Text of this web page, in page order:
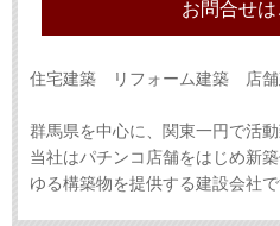
お問合せ
住宅建築 リフォーム建築 店
群馬県を中心に、関東一円で活動
当社はパチンコ店舗をはじめ新
ゆる構築物を提供する建設会社で